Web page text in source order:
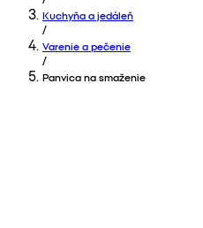
Kuchyňa a jedáleň
/
Varenie a pečenie
/
Panvica na smaženie